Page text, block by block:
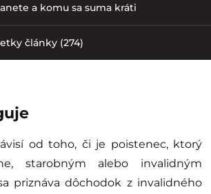
a komu sa suma kráti
články (274)
od toho, či je poistenec, ktorý
starobným alebo invalidným
priznáva dôchodok z invalidného